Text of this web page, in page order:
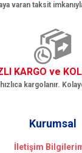
varan taksit
KARGO ve
kargolanır.
Kurumsal
İletişim